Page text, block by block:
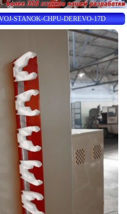
STANOK-CHPU-DEREVO-17D